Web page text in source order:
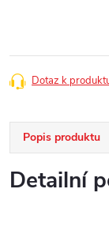
Dotaz k
Popis produktu
Detailní